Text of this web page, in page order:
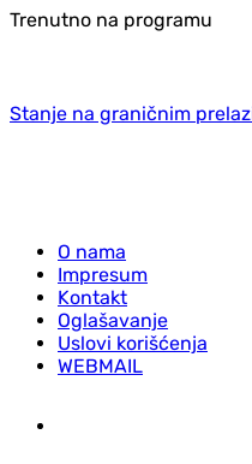
Trenutno na programu
Stanje na graničnim
O nama
Impresum
Kontakt
Oglašavanje
Uslovi korišćenja
WEBMAIL